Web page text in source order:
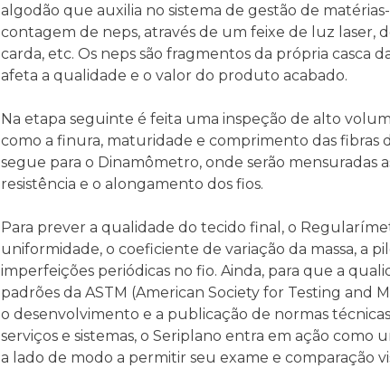
algodão que auxilia no sistema de gestão de
contagem de neps, através de um feixe de luz laser,
carda, etc. Os neps são fragmentos da própria casca
afeta a qualidade e o valor do produto acabado.
Na etapa seguinte é feita uma inspeção de alto
como a finura, maturidade e comprimento das
segue para o Dinamômetro, onde serão mensuradas
resistência e o alongamento dos fios.
Para prever a qualidade do tecido final, o
uniformidade, o coeficiente de variação da massa, a
imperfeições periódicas no fio. Ainda, para que a
padrões da ASTM (American Society for Testing and
o desenvolvimento e a publicação de normas
serviços e sistemas, o Seriplano entra em ação
a lado de modo a permitir seu exame e comparação